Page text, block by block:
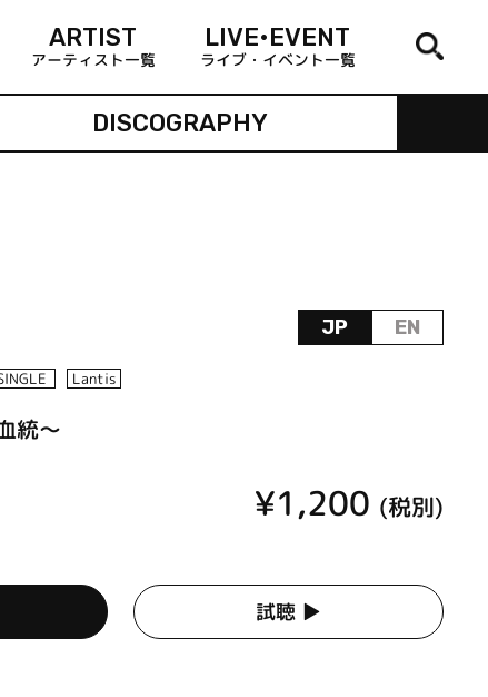
ARTIST
アーティスト一覧
LIVE•EVENT
ライブ・イベント一覧
DISCOGRAPHY
JP EN
Lantis
統～
¥1,200 (税別)
試聴 ▶︎